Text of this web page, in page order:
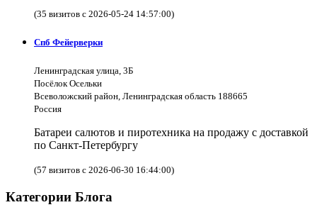
(35 визитов с 2026-05-24 14:57:00)
Спб Фейерверки
Ленинградская улица, 3Б
Посёлок Осельки
Всеволожский район, Ленинградская область 188665
Россия
Батареи салютов и пиротехника на продажу с доставкой
по Санкт-Петербургу
(57 визитов с 2026-06-30 16:44:00)
Категории Блога